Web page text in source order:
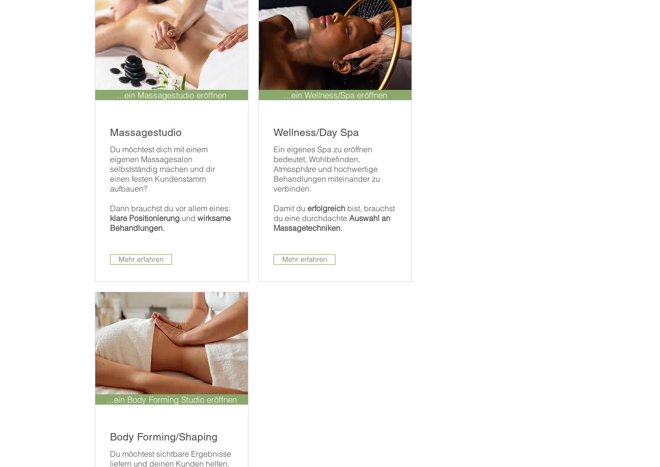
...ein Massagestudio eröffnen
Massagestudio
Du möchtest dich mit einem
eigenen Massagesalon
selbstständig machen und dir
einen festen Kundenstamm
aufbauen?
Dann brauchst du vor allem eines:
klare Positionierung und wirksame
Behandlungen.
Mehr erfahren
...ein Wellness/Spa eröffnen
Wellness/Day Spa
Ein eigenes Spa zu eröffnen
bedeutet, Wohlbefinden,
Atmosphäre und hochwertige
Behandlungen miteinander zu
verbinden.
Damit du erfolgreich bist, brauchst
du eine durchdachte Auswahl an
Massagetechniken.
Mehr erfahren
...ein Body Forming Studio eröffnen
Body Forming/Shaping
Du möchtest sichtbare Ergebnisse
liefern und deinen Kunden helfen,